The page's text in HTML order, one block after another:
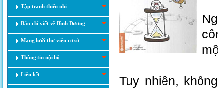
Tập tranh thiếu nhi
Báo chí viết về Bình Dương
Mạng lưới thư viện cơ sở
Thông tin nội bộ
Liên kết
Tuy nhiên,